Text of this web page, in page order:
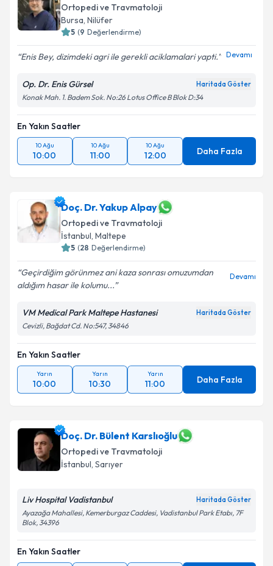
E-posta Adresiniz
Metni'ni okudum ve kişisel verilerimin belirtilen
kapsamda işlenmesini kabul ediyorum.
Takvim Talebini Gönder
Ortopedi ve Travmatoloji
Bursa, Nilüfer
5 (9 Değerlendirme)
Enis Bey, dizimdeki agri ile gerekli aciklamalari yapti. Devamı
Op. Dr. Enis Gürsel Haritada Göster
Konak Mah. 1. Badem Sok. No:26 Lotus Office B Blok D:34
En Yakın Saatler
10 Ağu
10:00
10 Ağu
11:00
10 Ağu
12:00 Daha Fazla
Doç. Dr. Yakup Alpay
Ortopedi ve Travmatoloji
İstanbul, Maltepe
5 (28 Değerlendirme)
Geçirdiğim görünmez ani kaza sonrası omuzumdan
aldığım hasar ile kolumu...
Devamı
VM Medical Park Maltepe Hastanesi Haritada Göster
Cevizli, Bağdat Cd. No:547, 34846
En Yakın Saatler
Yarın
10:00
Yarın
10:30
Yarın
11:00 Daha Fazla
Doç. Dr. Bülent Karslıoğlu
Ortopedi ve Travmatoloji
İstanbul, Sarıyer
Liv Hospital Vadistanbul Haritada Göster
Ayazağa Mahallesi, Kemerburgaz Caddesi, Vadistanbul Park Etabı, 7F
Blok, 34396
En Yakın Saatler